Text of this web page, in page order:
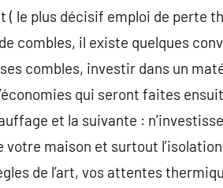
( le plus décisif emploi de
combles, il existe quelques
combles, investir dans un
qui seront faites
et la suivante :
votre maison et surtout
de l’art, vos attentes